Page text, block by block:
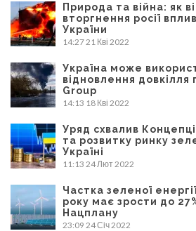
Природа та війна: як
вторгнення росії
України
14:27 21 Кві 2022
Україна може
відновлення довкілля
Group
14:13 18 Кві 2022
Уряд схвалив
та розвитку ринку
Україні
11:13 24 Лют 2022
Частка зеленої
року має зрости до
Нацплану
23:09 24 Січ 2022